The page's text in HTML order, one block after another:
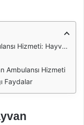
Hayvanseverlerin Umudu
Ambulansı Hizmeti
Faydalar